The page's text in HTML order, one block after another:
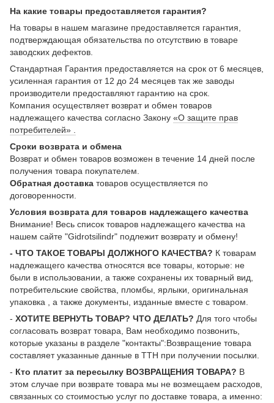
На какие товары предоставляется гарантия?
На товары в нашем магазине предоставляется гарантия,
подтверждающая обязательства по отсутствию в товаре
заводских дефектов.
Стандартная Гарантия предоставляется на срок от 6 месяцев,
усиленная гарантия от 12 до 24 месяцев так же заводы
производители предоставляют гарантию на срок.
Компания осуществляет возврат и обмен товаров
надлежащего качества согласно Закону «О защите прав
потребителей» .
Сроки возврата и обмена
Возврат и обмен товаров возможен в течение 14 дней после
получения товара покупателем.
Обратная доставка товаров осуществляется по
договоренности.
Условия возврата для товаров надлежащего качества
Внимание! Весь список товаров надлежащего качества на
нашем сайте "Gidrotsilindr" подлежит возврату и обмену!
- ЧТО ТАКОЕ ТОВАРЫ ДОЛЖНОГО КАЧЕСТВА? К товарам
надлежащего качества относятся все товары, которые: не
были в использовании, а также сохранены их товарный вид,
потребительские свойства, пломбы, ярлыки, оригинальная
упаковка , а также документы, изданные вместе с товаром.
- ХОТИТЕ ВЕРНУТЬ ТОВАР? ЧТО ДЕЛАТЬ? Для того чтобы
согласовать возврат товара, Вам необходимо позвонить,
которые указаны в разделе "контакты":Возвращение товара
составляет указанные данные в ТТН при получении посылки.
- Кто платит за пересылку ВОЗВРАЩЕНИЯ ТОВАРА? В
этом случае при возврате товара мы не возмещаем расходов,
связанных со стоимостью услуг по доставке товара, а именно: